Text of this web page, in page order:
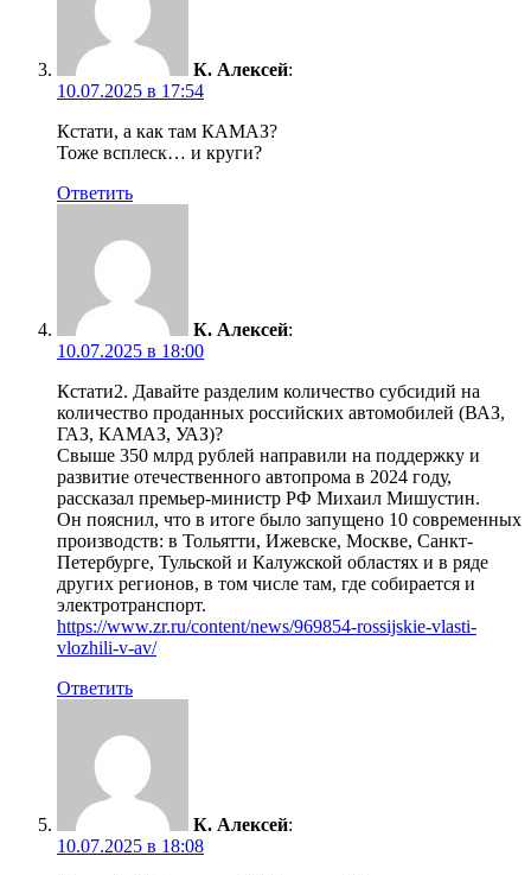
К. Алексей:
10.07.2025 в 17:54
Кстати, а как там КАМАЗ?
Тоже всплеск… и круги?
Ответить
К. Алексей:
10.07.2025 в 18:00
Кстати2. Давайте разделим количество субсидий на
количество проданных российских автомобилей (ВАЗ,
ГАЗ, КАМАЗ, УАЗ)?
Свыше 350 млрд рублей направили на поддержку и
развитие отечественного автопрома в 2024 году,
рассказал премьер-министр РФ Михаил Мишустин.
Он пояснил, что в итоге было запущено 10 современных
производств: в Тольятти, Ижевске, Москве, Санкт-
Петербурге, Тульской и Калужской областях и в ряде
других регионов, в том числе там, где собирается и
электротранспорт.
https://www.zr.ru/content/news/969854-rossijskie-vlasti-
vlozhili-v-av/
Ответить
К. Алексей:
10.07.2025 в 18:08